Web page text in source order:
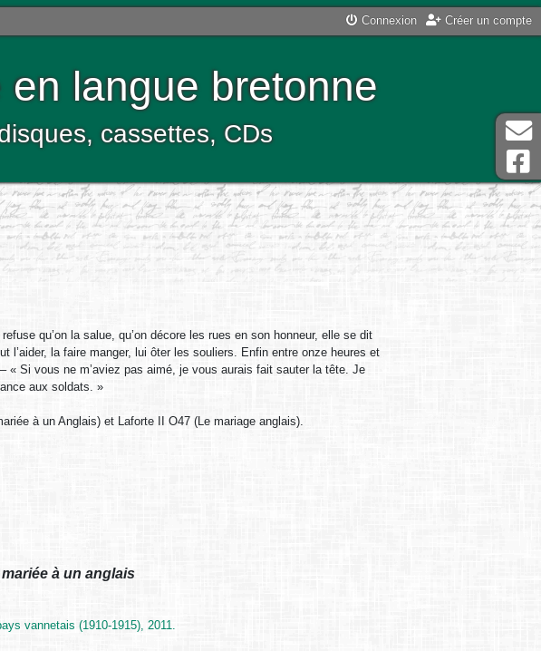
Connexion Créer un compte
langue bretonne
cassettes, CDs
qu’on la salue, qu’on décore les rues en son honneur, elle se dit
l’aider, la faire manger, lui ôter les souliers. Enfin entre onze heures et
« Si vous ne m’aviez pas aimé, je vous aurais fait sauter la tête. Je
aux soldats. »
à un Anglais) et Laforte II O47 (Le mariage anglais).
à un anglais
vannetais (1910-1915), 2011.